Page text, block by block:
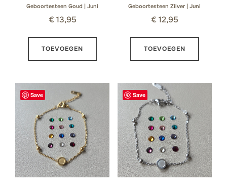
Geboortesteen Goud | Juni
€ 13,95
TOEVOEGEN
Geboortesteen Zilver | Juni
€ 12,95
TOEVOEGEN
Save Save